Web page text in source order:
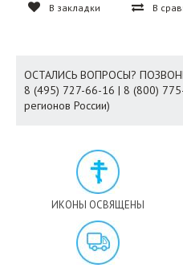
В закладки В
ОСТАЛИСЬ ВОПРОСЫ?
8 (495) 727-66-16 | 8 (800)
регионов России)
ИКОНЫ ОСВЯЩЕНЫ